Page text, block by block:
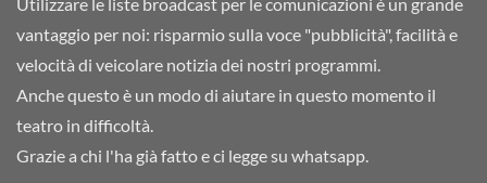
vantaggio per noi: risparmio sulla voce "pubblicità", facilità e
velocità di veicolare notizia dei nostri programmi.
Anche questo è un modo di aiutare in questo momento il
teatro in difficoltà.
Grazie a chi l'ha già fatto e ci legge su whatsapp.